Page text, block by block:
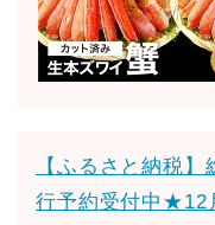
【ふるさと納税
行予約受付中★12